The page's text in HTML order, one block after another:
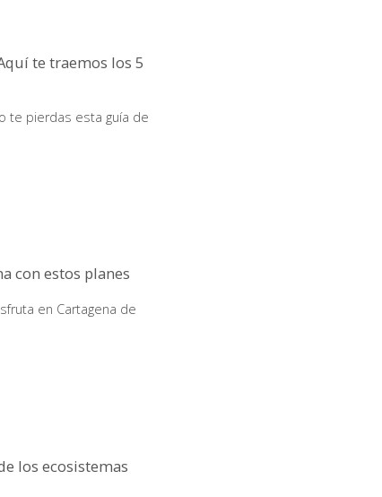
te traemos los 5
te pierdas esta guía de
con estos planes
en Cartagena de
los ecosistemas